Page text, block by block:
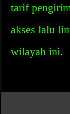
tarif
akses lalu
wilayah ini.